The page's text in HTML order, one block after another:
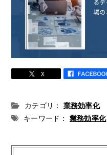
カテゴリ：
業務効率化
キーワード：
業務効率化